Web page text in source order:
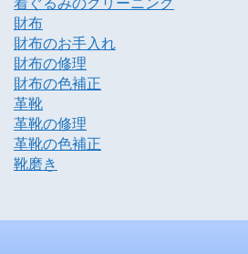
財布
財布のお手入れ
財布の修理
財布の色補正
革靴
革靴の修理
革靴の色補正
靴磨き